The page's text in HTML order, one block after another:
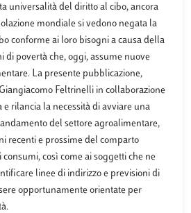
universalità del diritto al cibo, ancora
mondiale si vedono negata la
conforme ai loro bisogni a causa della
di povertà che, oggi, assume nuove
La presente pubblicazione,
Feltrinelli in collaborazione
e rilancia la necessità di avviare una
del settore agroalimentare,
recenti e prossime del comparto
così come ai soggetti che ne
linee di indirizzo e previsioni di
opportunamente orientate per